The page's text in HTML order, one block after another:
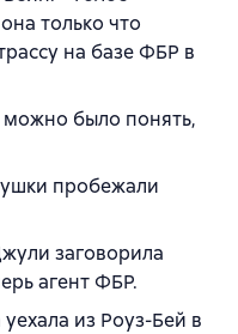
только что
на базе ФБР в
было понять,
пробежали
заговорила
агент ФБР.
из Роуз-Бей в